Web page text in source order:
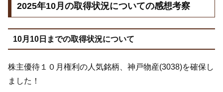
2025年10月の取得状況についての感想考察
10月10日までの取得状況について
株主優待１０月権利の人気銘柄、神戸物産(3038)を確保し
ました！